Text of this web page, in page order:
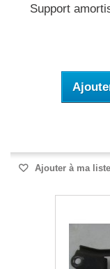
Support
Ajouter à ma